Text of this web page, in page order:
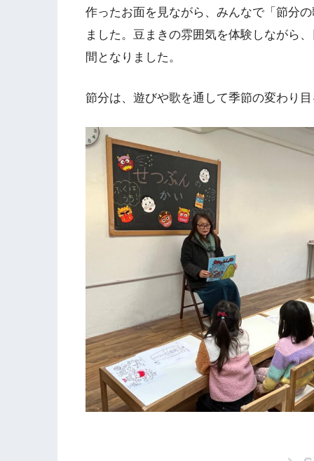
作ったお面を見ながら、みんなで「節分
ました。豆まきの雰囲気を体験しながら
間となりました。
節分は、遊びや歌を通して季節の変わり